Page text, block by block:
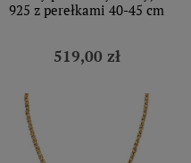
925 z perełkami 40-45 cm
519,00 zł